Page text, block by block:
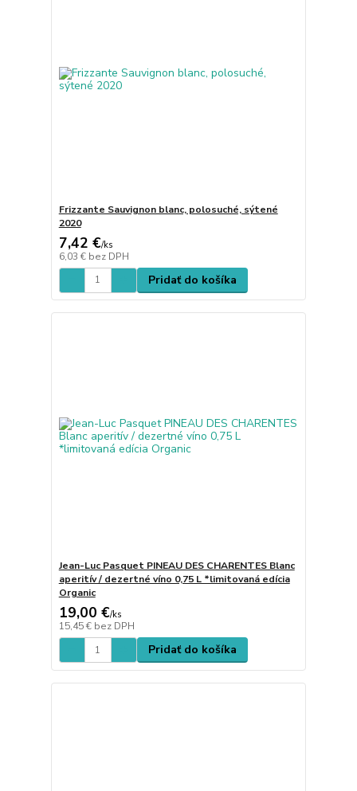
Frizzante Sauvignon blanc, polosuché, sýtené
2020
7,42 €/ks
6,03 € bez DPH
Pridať do košíka
Jean-Luc Pasquet PINEAU DES CHARENTES Blanc
aperitív / dezertné víno 0,75 L *limitovaná edícia
Organic
19,00 €/ks
15,45 € bez DPH
Pridať do košíka